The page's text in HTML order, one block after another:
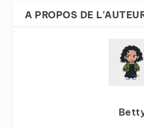
A PROPOS DE